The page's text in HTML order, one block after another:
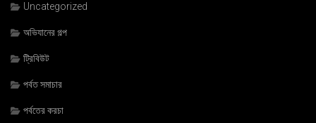
Uncategorized
অভিযানের গল্প
ট্রিবিউট
পর্বত সমাচার
পর্বতের করচা